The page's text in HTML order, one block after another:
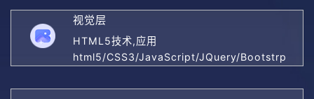
视觉层
HTML5技术,应用
html5/CSS3/JavaScript/JQuery/Bootstrp